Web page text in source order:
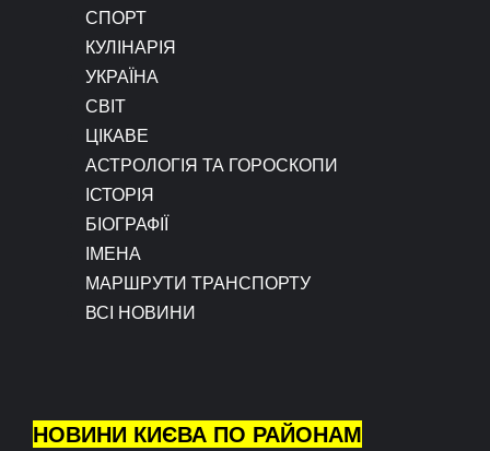
СПОРТ
КУЛІНАРІЯ
УКРАЇНА
СВІТ
ЦІКАВЕ
АСТРОЛОГІЯ ТА ГОРОСКОПИ
ІСТОРІЯ
БІОГРАФІЇ
ІМЕНА
МАРШРУТИ ТРАНСПОРТУ
ВСІ НОВИНИ
НОВИНИ КИЄВА ПО РАЙОНАМ